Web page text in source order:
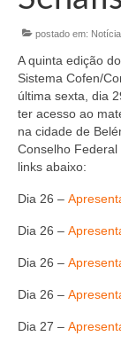
Carta
postado em:
A quinta edição
Sistema Cofen/
última sexta, dia
ter acesso ao
na cidade de
Conselho
links abaixo:
Dia 26 –
Dia 26 –
Dia 26 –
Dia 26 –
Dia 27 –